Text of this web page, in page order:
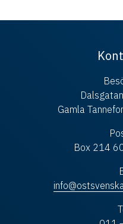
Gamla
Box 214